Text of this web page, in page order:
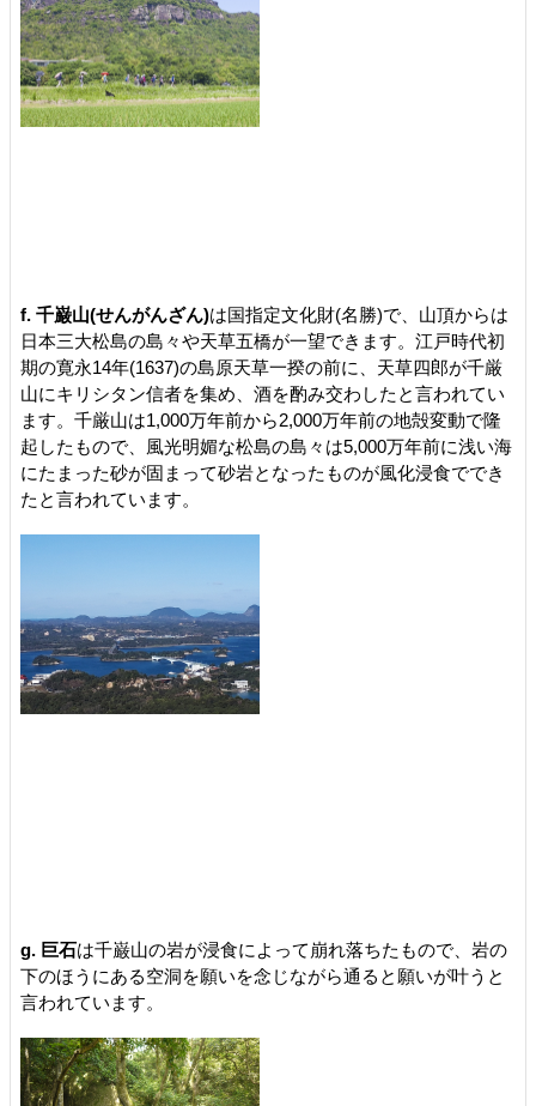
f. 千巌山(せんがんざん)は国指定文化財(名勝)で、山頂からは
日本三大松島の島々や天草五橋が一望できます。江戸時代初
期の寛永14年(1637)の島原天草一揆の前に、天草四郎が千厳
山にキリシタン信者を集め、酒を酌み交わしたと言われてい
ます。千厳山は1,000万年前から2,000万年前の地殻変動で隆
起したもので、風光明媚な松島の島々は5,000万年前に浅い海
にたまった砂が固まって砂岩となったものが風化浸食ででき
たと言われています。
g. 巨石は千巌山の岩が浸食によって崩れ落ちたもので、岩の
下のほうにある空洞を願いを念じながら通ると願いが叶うと
言われています。